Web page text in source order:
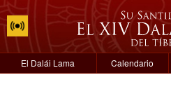
El Dalái Lama Calendario